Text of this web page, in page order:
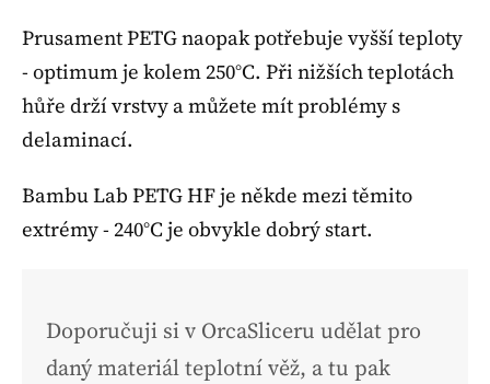
Prusament PETG naopak potřebuje vyšší teploty
- optimum je kolem 250°C. Při nižších teplotách
hůře drží vrstvy a můžete mít problémy s
delaminací.
Bambu Lab PETG HF je někde mezi těmito
extrémy - 240°C je obvykle dobrý start.
Doporučuji si v OrcaSliceru udělat pro
daný materiál teplotní věž, a tu pak